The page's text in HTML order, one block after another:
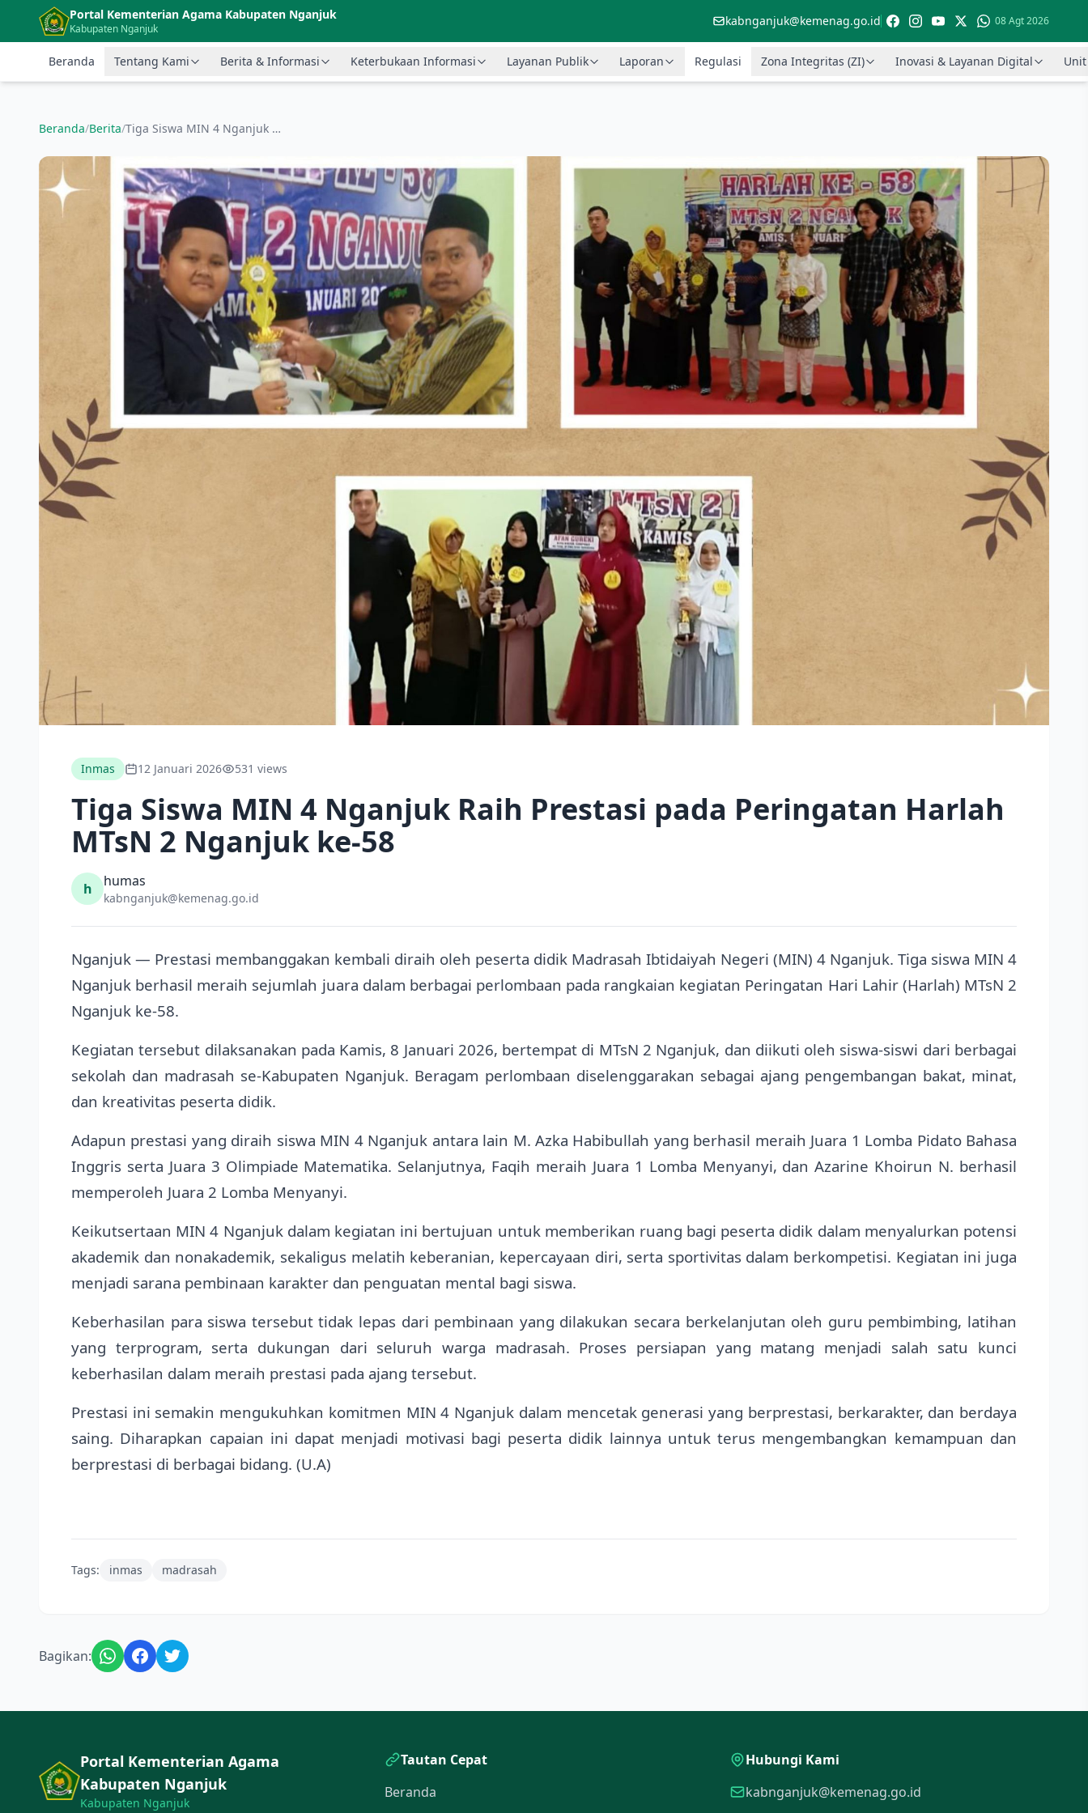
Langsung ke konten utama
Portal Kementerian Agama Kabupaten Nganjuk
Kabupaten Nganjuk
kabnganjuk@kemenag.go.id 08 Agt 2026
Beranda Tentang Kami Berita & Informasi Keterbukaan Informasi Layanan Publik Laporan Regulasi Zona Integritas (ZI) Inovasi & Layanan Digital
Beranda/Berita/ Tiga Siswa MIN 4 Nganjuk Raih Prestasi pada Peringatan Harlah MTsN 2 Nganjuk ke-58
Inmas 12 Januari 2026 531 views
Tiga Siswa MIN 4 Nganjuk Raih Prestasi pada Peringatan Harlah
MTsN 2 Nganjuk ke-58
h humas
kabnganjuk@kemenag.go.id
Nganjuk — Prestasi membanggakan kembali diraih oleh peserta didik Madrasah Ibtidaiyah Negeri (MIN) 4 Nganjuk. Tiga siswa MIN 4
Nganjuk berhasil meraih sejumlah juara dalam berbagai perlombaan pada rangkaian kegiatan Peringatan Hari Lahir (Harlah) MTsN 2
Nganjuk ke-58.
Kegiatan tersebut dilaksanakan pada Kamis, 8 Januari 2026, bertempat di MTsN 2 Nganjuk, dan diikuti oleh siswa-siswi dari berbagai
sekolah dan madrasah se-Kabupaten Nganjuk. Beragam perlombaan diselenggarakan sebagai ajang pengembangan bakat, minat,
dan kreativitas peserta didik.
Adapun prestasi yang diraih siswa MIN 4 Nganjuk antara lain M. Azka Habibullah yang berhasil meraih Juara 1 Lomba Pidato Bahasa
Inggris serta Juara 3 Olimpiade Matematika. Selanjutnya, Faqih meraih Juara 1 Lomba Menyanyi, dan Azarine Khoirun N. berhasil
memperoleh Juara 2 Lomba Menyanyi.
Keikutsertaan MIN 4 Nganjuk dalam kegiatan ini bertujuan untuk memberikan ruang bagi peserta didik dalam menyalurkan potensi
akademik dan nonakademik, sekaligus melatih keberanian, kepercayaan diri, serta sportivitas dalam berkompetisi. Kegiatan ini juga
menjadi sarana pembinaan karakter dan penguatan mental bagi siswa.
Keberhasilan para siswa tersebut tidak lepas dari pembinaan yang dilakukan secara berkelanjutan oleh guru pembimbing, latihan
yang terprogram, serta dukungan dari seluruh warga madrasah. Proses persiapan yang matang menjadi salah satu kunci
keberhasilan dalam meraih prestasi pada ajang tersebut.
Prestasi ini semakin mengukuhkan komitmen MIN 4 Nganjuk dalam mencetak generasi yang berprestasi, berkarakter, dan berdaya
saing. Diharapkan capaian ini dapat menjadi motivasi bagi peserta didik lainnya untuk terus mengembangkan kemampuan dan
berprestasi di berbagai bidang. (U.A)
Tags: inmas madrasah
Bagikan:
Portal Kementerian Agama
Kabupaten Nganjuk
Kabupaten Nganjuk
Tautan Cepat
Beranda
Hubungi Kami
kabnganjuk@kemenag.go.id